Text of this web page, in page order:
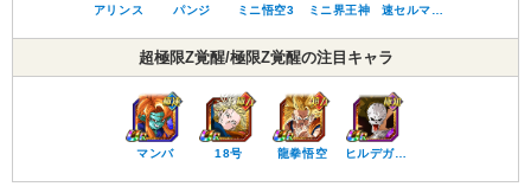
アリンス パンジ ミニ悟空3 ミニ界王神 速セルマ…
超極限Z覚醒/極限Z覚醒の注目キャラ
マンバ 18号 龍拳悟空 ヒルデガ…